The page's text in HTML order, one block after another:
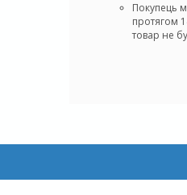
Покупець
протягом
товар не